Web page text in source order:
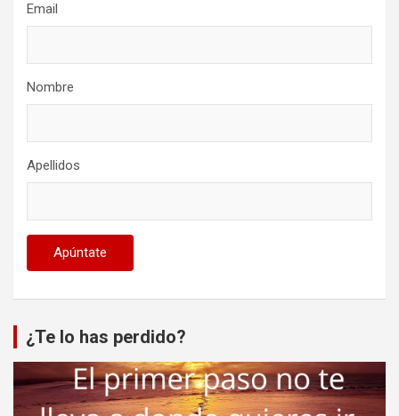
Email
Nombre
Apellidos
¿Te lo has perdido?